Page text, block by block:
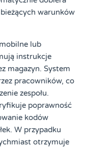
warunków
lub
instrukcje
magazyn. System
pracowników, co
zespołu.
poprawność
kodów
W przypadku
otrzymuje